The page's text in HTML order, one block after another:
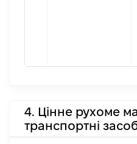
4. Цінне рухоме
транспортні